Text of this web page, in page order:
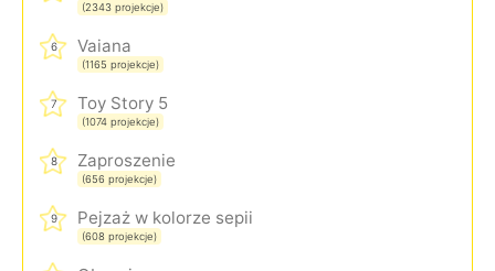
(2343 projekcje)
6 Vaiana
(1165 projekcje)
7 Toy Story 5
(1074 projekcje)
8 Zaproszenie
(656 projekcje)
9 Pejzaż w kolorze sepii
(608 projekcje)